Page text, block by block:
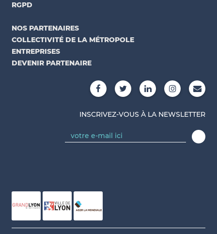
RGPD
NOS PARTENAIRES
COLLECTIVITÉ DE LA MÉTROPOLE
ENTREPRISES
DEVENIR PARTENAIRE
INSCRIVEZ-VOUS À LA NEWSLETTER